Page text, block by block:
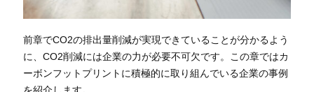
前章でCO2の排出量削減が実現できていることが分かるよう
に、CO2削減には企業の力が必要不可欠です。この章ではカ
ーボンフットプリントに積極的に取り組んでいる企業の事例